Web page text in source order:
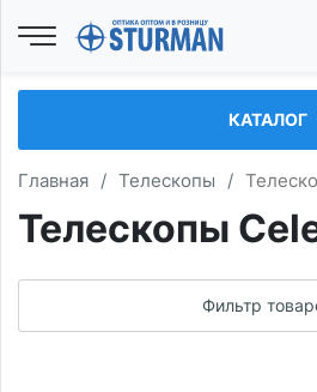
КАТАЛОГ
Главная / Телескопы /
Телескопы
Фильтр